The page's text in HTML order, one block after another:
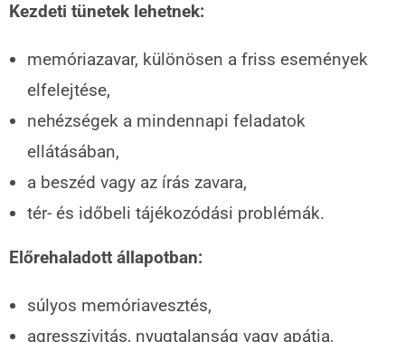
Kezdeti tünetek lehetnek:
memóriazavar, különösen a friss események
elfelejtése,
nehézségek a mindennapi feladatok
ellátásában,
a beszéd vagy az írás zavara,
tér- és időbeli tájékozódási problémák.
Előrehaladott állapotban:
súlyos memóriavesztés,
agresszivitás, nyugtalanság vagy apátia,